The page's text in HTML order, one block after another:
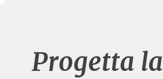
Progetta